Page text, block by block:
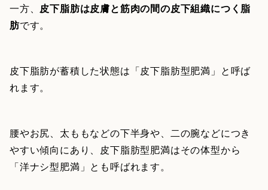
一方、 皮下脂肪は皮膚と筋肉の間の皮下組織につく脂
肪です。
皮下脂肪が蓄積した状態は「皮下脂肪型肥満」と呼ば
れます。
腰やお尻、太ももなどの下半身や、二の腕などにつき
やすい傾向にあり、皮下脂肪型肥満はその体型から
「洋ナシ型肥満」とも呼ばれます。